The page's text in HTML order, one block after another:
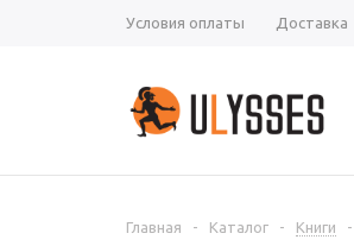
Условия оплаты Доставка
Главная - Каталог - Книги -